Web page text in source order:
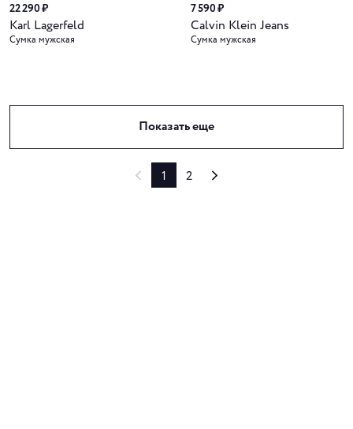
22 290 ₽
Karl Lagerfeld
Сумка мужская
7 590 ₽
Calvin Klein Jeans
Сумка мужская
Показать еще
1 2